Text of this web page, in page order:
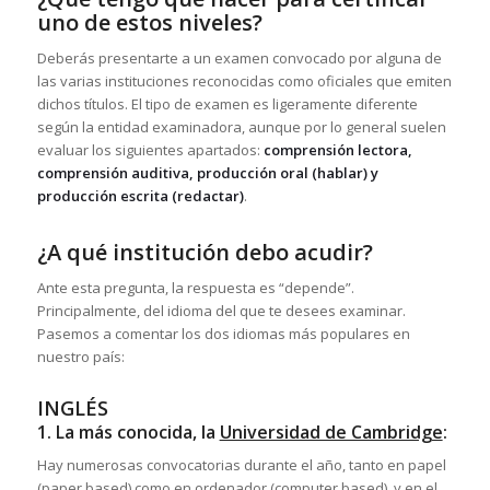
uno de estos niveles?
Deberás presentarte a un examen convocado por alguna de
las varias instituciones reconocidas como oficiales que emiten
dichos títulos. El tipo de examen es ligeramente diferente
según la entidad examinadora, aunque por lo general suelen
evaluar los siguientes apartados: comprensión lectora,
comprensión auditiva, producción oral (hablar) y
producción escrita (redactar).
¿A qué institución debo acudir?
Ante esta pregunta, la respuesta es “depende”.
Principalmente, del idioma del que te desees examinar.
Pasemos a comentar los dos idiomas más populares en
nuestro país:
INGLÉS
1. La más conocida, la Universidad de Cambridge:
Hay numerosas convocatorias durante el año, tanto en papel